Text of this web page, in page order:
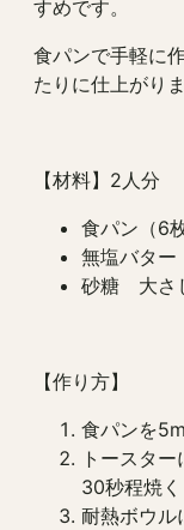
すめです。
食パンで手軽に
たりに仕上がりま
【材料】2人分
食パン（6
無塩バタ
砂糖 大さ
【作り方】
食パンを
トースタ
30秒程焼く
耐熱ボウル